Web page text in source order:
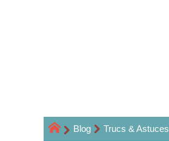
Blog Trucs & Astuces